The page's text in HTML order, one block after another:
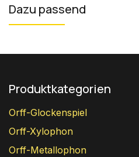
Dazu passend
Produktkategorien
Orff-Glockenspiel
Orff-Xylophon
Orff-Metallophon